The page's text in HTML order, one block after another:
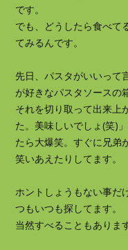
です。
でも、どうしたら食べて
てみるんです。
先日、パスタがいいって
が好きなパスタソースの
それを切り取って出来上
た。美味しいでしょ(笑)
たら大爆笑。すぐに兄弟
笑いあえたりしてます。
ホントしょうもない事だ
つもいつも探してます。
当然すべることもありま